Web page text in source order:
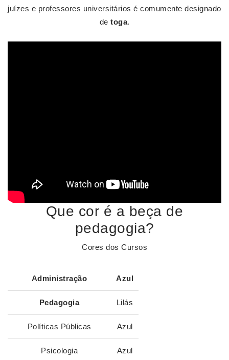
juízes e professores universitários é comumente designado
de toga.
Que cor é a beça de
pedagogia?
Cores dos Cursos
Administração Azul
Pedagogia Lilás
Políticas Públicas Azul
Psicologia Azul